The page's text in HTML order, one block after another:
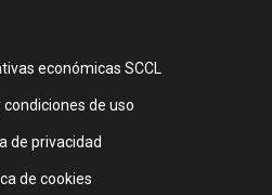
económicas SCCL
de uso
de privacidad
de cookies